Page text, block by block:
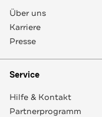
Über uns
Karriere
Presse
Service
Hilfe & Kontakt
Partnerprogramm